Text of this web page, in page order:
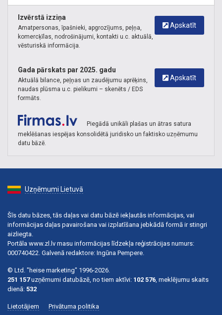
Apskatīt
Izvērstā izziņa
Amatpersonas, īpašnieki, apgrozījums, peļņa,
komercķīlas, nodrošinājumi, kontakti u.c. aktuālā,
vēsturiskā informācija.
Apskatīt
Gada pārskats par 2025. gadu
Aktuālā bilance, peļņas un zaudējumu aprēķins,
naudas plūsma u.c. pielikumi – skenēts / EDS
formāts.
Piegādā unikāli plašas un ātras satura
meklēšanas iespējas konsolidētā juridisko un faktisko uzņēmumu
datu bāzē.
Uzņēmumi Lietuvā
Šīs datu bāzes, tās daļas vai datu bāzē iekļautās informācijas, vai
informācijas daļas pavairošana vai izplatīšana jebkādā formā ir stingri
aizliegta.
Portāla www.zl.lv masu informācijas līdzekļa reģistrācijas numurs:
000740422. Galvenā redaktore: Ingūna Pempere.
© Ltd. "heise marketing" 1996-2026.
251 157uzņēmumi datubāzē, no tiem aktīvi: 102 576, meklējumu skaits
dienā: 532
Lietotājiem Privātuma politika